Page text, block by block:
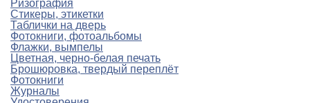
Ризография
Стикеры, этикетки
Таблички на дверь
Фотокниги, фотоальбомы
Флажки, вымпелы
Цветная, черно-белая печать
Брошюровка, твердый переплёт
Фотокниги
Журналы